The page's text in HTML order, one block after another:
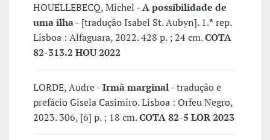
HOUELLEBECQ, Michel -A possibilidade de
uma ilha- [tradução Isabel St. Aubyn]. 1.ª rep.
Lisboa : Alfaguara, 2022. 428 p. ; 24 cm.COTA
82-313.2 HOU 2022
LORDE, Audre -Irmã marginal- tradução e
prefácio Gisela Casimiro. Lisboa : Orfeu Negro,
2023. 306, [6] p. ; 18 cm.COTA 82-5 LOR 2023